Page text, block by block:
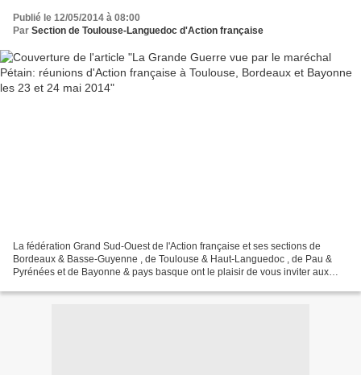
Publié le 12/05/2014 à 08:00
Par Section de Toulouse-Languedoc d'Action française
La fédération Grand Sud-Ouest de l'Action française et ses sections de
Bordeaux & Basse-Guyenne , de Toulouse & Haut-Languedoc , de Pau &
Pyrénées et de Bayonne & pays basque ont le plaisir de vous inviter aux